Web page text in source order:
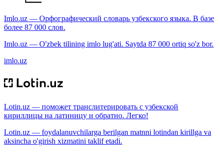
Imlo.uz — Орфографический словарь узбекского языка. В базе
более 87 000 слов.
Imlo.uz — O'zbek tilining imlo lug'ati. Saytda 87 000 ortiq so'z bor.
imlo.uz
Lotin.uz — поможет транслитерировать с узбекской
кириллицы на латиницу и обратно. Легко!
Lotin.uz — foydalanuvchilarga berilgan matnni lotindan kirillga va
aksincha o'girish xizmatini taklif etadi.